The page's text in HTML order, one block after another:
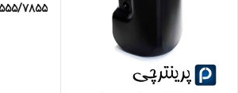
7855/c8055